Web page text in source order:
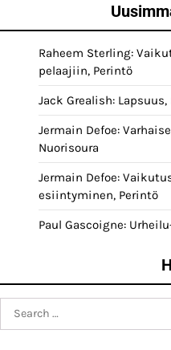
Raheem Sterling:
pelaajiin, Perintö
Jack Grealish:
Jermain Defoe:
Nuorisoura
Jermain Defoe:
esiintyminen, Perintö
Paul Gascoigne: